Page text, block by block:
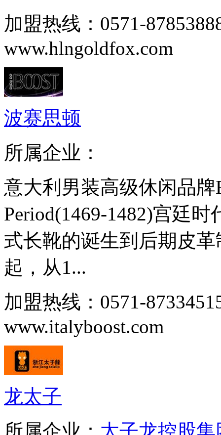
加盟热线：0571-
www.hlngoldfox.com
波赛思顿
所属企业：
意大利男装高级休闲品牌
Period(1469-1482)宫廷
式长靴的诞生到后期皮
起，从1...
加盟热线：0571-
www.italyboost.com
龙太子